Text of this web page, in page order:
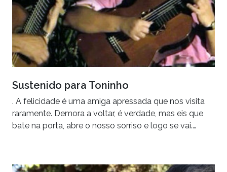
Sustenido para Toninho
. A felicidade é uma amiga apressada que nos visita
raramente. Demora a voltar, é verdade, mas eis que
bate na porta, abre o nosso sorriso e logo se vai.…